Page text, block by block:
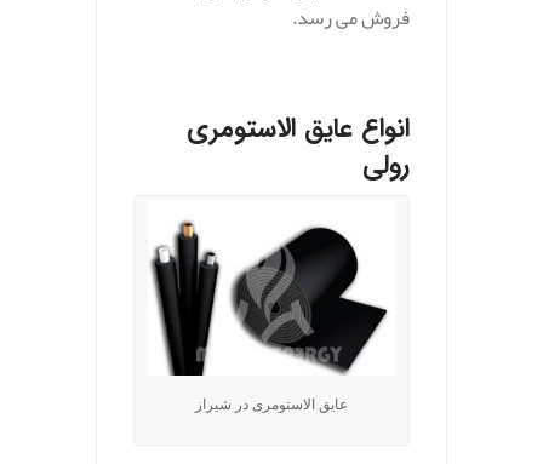
فروش می رسد.
انواع عایق الاستومری
رولی
عایق الاستومری در شیراز